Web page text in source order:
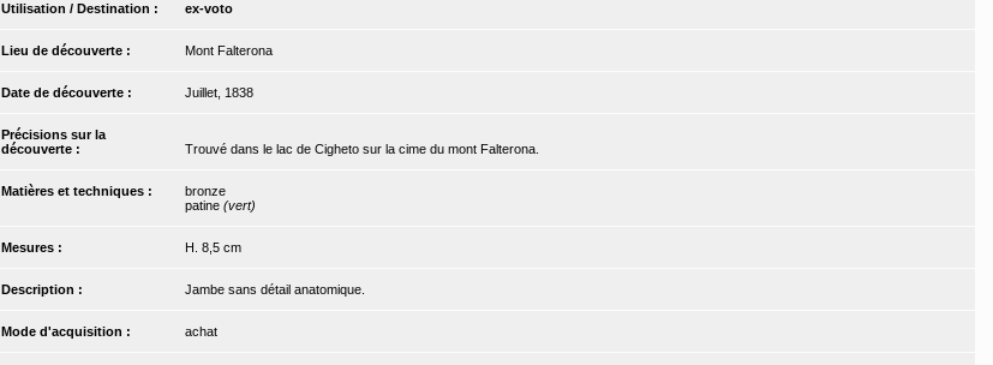
Utilisation / Destination : ex-voto
Lieu de découverte : Mont Falterona
Date de découverte : Juillet, 1838
Précisions sur la
découverte :
Trouvé dans le lac de Cigheto sur la cime du mont Falterona.
Matières et techniques :
bronze
patine (vert)
Mesures : H. 8,5 cm
Description : Jambe sans détail anatomique.
Mode d'acquisition : achat